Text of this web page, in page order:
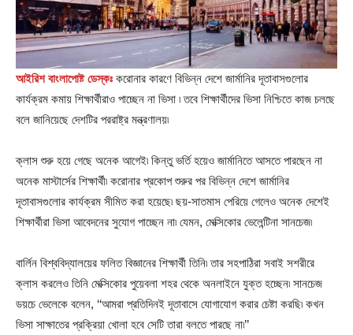
আইরিশ বাংলাপোষ্ট ডেস্কঃ করোনার কারণে বিভিন্ন দেশে জার্মানির দূতাবাসগুলোর
কার্যক্রম কমায় শিক্ষার্থীরাও পাচ্ছেন না ভিসা ৷ তবে শিক্ষার্থীদের ভিসা নিশ্চিতে কাজ চলছে
বলে জানিয়েছে দেশটির পররাষ্ট্র মন্ত্রণালয়৷
ক্লাস শুরু হয়ে গেছে অনেক আগেই৷ কিন্তু ভর্তি হয়েও জার্মানিতে আসতে পারছেন না
অনেক মাস্টার্সের শিক্ষার্থী৷ করোনার প্রকোপ শুরুর পর বিভিন্ন দেশে জার্মানির
দূতাবাসগুলোর কার্যক্রম সীমিত করা হয়েছে৷ ছয়-সাতমাস পেরিয়ে গেলেও অনেক দেশেই
শিক্ষার্থীরা ভিসা আবেদনের সুযোগ পাচ্ছেন না৷ যেমন, মেক্সিকোর ভেলেন্টিনা সানচেজ৷
বার্লিন বিশ্ববিদ্যালয়ের ফলিত বিজ্ঞানের শিক্ষার্থী তিনি৷ তার সহপাঠিরা সবাই সশরীরে
ক্লাস করলেও তিনি মেক্সিকোর পুয়েবলা শহর থেকে অনলাইনে যুক্ত হচ্ছেন৷ সানচেজ
ডয়চে ভেলেকে বলেন, ‘‘আমরা প্রতিদিনই দূতাবাসে যোগাযোগ করার চেষ্টা করছি৷ কখন
ভিসা সাক্ষাতের প্রক্রিয়া খোলা হবে সেটি তারা বলতে পারছে না৷’’